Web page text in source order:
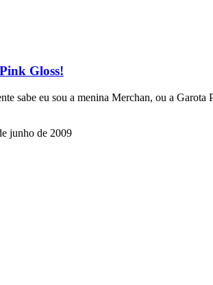
Gloss!
sabe eu sou a menina Merchan, ou a
junho de 2009